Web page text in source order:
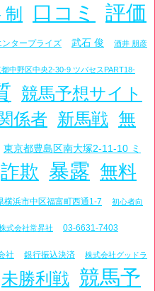
口コミ 評価
タープライズ 武石 俊 酒井 朋彦
中野区中央2-30-9 ツバセスPART18-
競馬予想サイト
係者 新馬戦 無
東京都豊島区南大塚2-11-10 ミ
詐欺 暴露 無料
横浜市中区福富町西通1-7 初心者向
式会社常昇社 03-6631-7403
社 銀行振込決済 株式会社グッドラ
未勝利戦 競馬予